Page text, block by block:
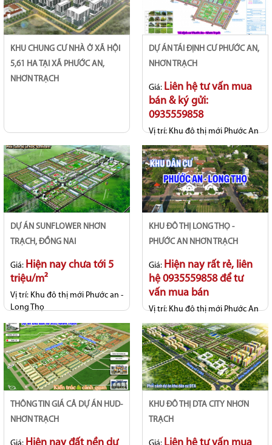
KHU CHUNG CƯ NHÀ Ở XÃ HỘI
5,61 HA TẠI XÃ PHƯỚC AN,
NHƠN TRẠCH
DỰ ÁN TÁI ĐỊNH CƯ PHƯỚC AN,
NHƠN TRẠCH
Giá: Liên hệ tư vấn mua
bán & ký gửi:
0935559858
Vị trí:Khu đô thị mới Phước An
- Long Thọ
Tiến độ:Hoàn thiện hạ tầng
đồng bộ
DỰ ÁN SUNFLOWER NHƠN
TRẠCH, ĐỒNG NAI
Giá: Hiện nay chưa tới 5
triệu/m²
Vị trí: Khu đô thị mới Phước an -
Long Thọ
Tiến độ:Hợp đồng
KHU ĐÔ THỊ LONG THỌ -
PHƯỚC AN NHƠN TRẠCH
Giá: Hiện nay rất rẻ, liên
hệ 0935559858 để tư
vấn mua bán
Vị trí:Khu đô thị mới Phước An
- Long thọ
Tiến độ:Hạ tầng hoàn thiện cơ
bản
THÔNG TIN GIÁ CẢ DỰ ÁN HUD-
NHƠN TRẠCH
KHU ĐÔ THỊ DTA CITY NHƠN
TRẠCH